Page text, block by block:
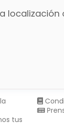
localización
tus